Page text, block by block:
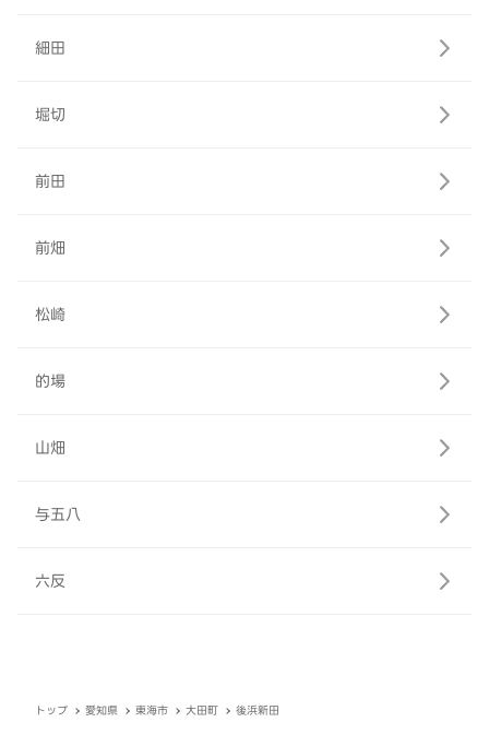
細田
堀切
前田
前畑
松崎
的場
山畑
与五八
六反
トップ 愛知県 東海市 大田町 後浜新田